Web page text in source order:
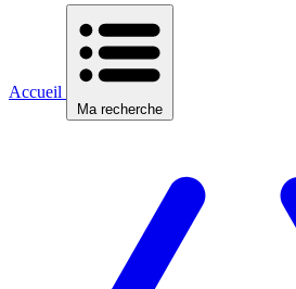
Accueil
Ma recherche